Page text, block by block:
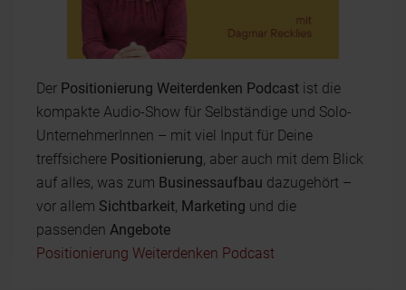
Der Positionierung Weiterdenken Podcast ist die
kompakte Audio-Show für Selbständige und Solo-
UnternehmerInnen – mit viel Input für Deine
treffsichere Positionierung, aber auch mit dem Blick
auf alles, was zum Businessaufbau dazugehört –
vor allem Sichtbarkeit, Marketing und die
passenden Angebote
Positionierung Weiterdenken Podcast